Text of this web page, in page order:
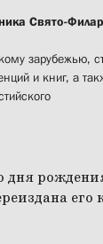
Свято-
зарубежью,
и книг, а